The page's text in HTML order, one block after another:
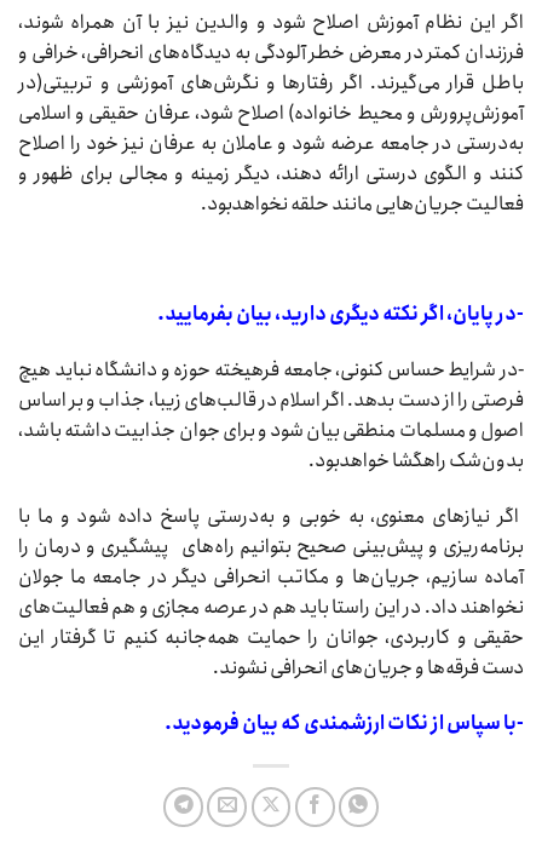
اگر این نظام آموزش اصلاح شود و والدین نیز با آن همراه شوند،
فرزندان کمتر در معرض خطر آلودگی به دیدگاه‌های انحرافی، خرافی و
باطل قرار می‌گیرند. اگر رفتارها و نگرش‌های آموزشی و تربیتی(در
آموزش‌پرورش و محیط خانواده) اصلاح شود، عرفان حقیقی و اسلامی
به‌درستی در جامعه عرضه شود و عاملان به عرفان نیز خود را اصلاح
کنند و الگوی درستی ارائه دهند، دیگر زمینه و مجالی برای ظهور و
فعالیت جریان‌هایی مانند حلقه نخواهدبود.
-در پایان، اگر نکته دیگری دارید، بیان ‌بفرمایید.
-در شرایط حساس کنونی، جامعه فرهیخته حوزه و دانشگاه نباید هیچ
فرصتی را از دست بدهد. اگر اسلام در قالب‌های زیبا،‌ جذاب و بر اساس
اصول و مسلمات منطقی بیان شود و برای جوان جذابیت داشته باشد،‌
بدون‌شک راهگشا خواهدبود.
اگر نیازهای معنوی، به خوبی و به‌درستی پاسخ داده شود و ما با
برنامه‌ریزی و پیش‌بینی صحیح بتوانیم راه‌های پیشگیری و درمان را
آماده سازیم، جریان‌ها و مکاتب انحرافی دیگر در جامعه ما جولان
نخواهند داد. در این راستا باید هم در عرصه مجازی و هم فعالیت‌های
حقیقی و کاربردی، جوانان را حمایت‌ همه‌جانبه کنیم تا گرفتار این
دست فرقه‌ها و جریان‌های انحرافی نشوند.
-با سپاس از نکات ارزشمندی که بیان فرمودید.